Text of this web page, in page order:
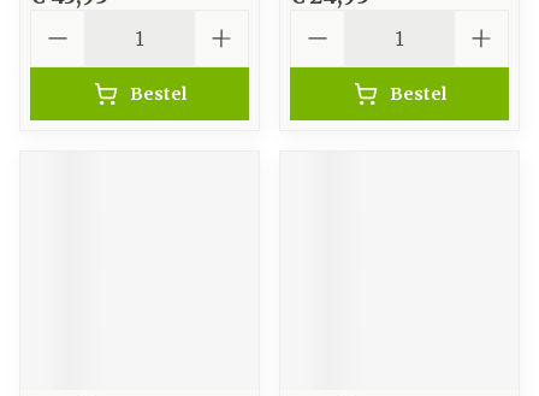
Bestel Bestel